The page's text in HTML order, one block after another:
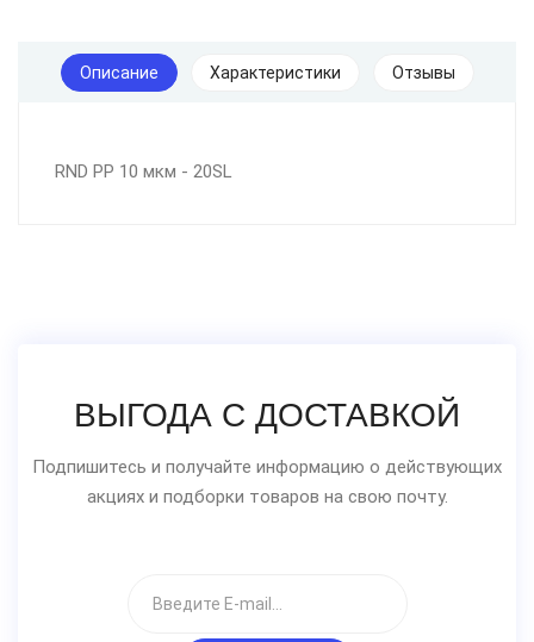
Описание Характеристики Отзывы
RND PP 10 мкм - 20SL
ВЫГОДА С ДОСТАВКОЙ
Подпишитесь и получайте информацию о действующих
акциях и подборки товаров на свою почту.